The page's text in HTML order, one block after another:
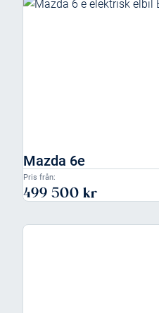
Mazda 6e
Pris från:
499 500 kr